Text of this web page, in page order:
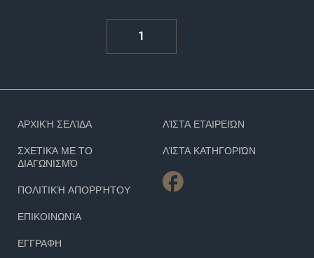
1
ΑΡΧΙΚΉ ΣΕΛΊΔΑ
ΣΧΕΤΙΚΆ ΜΕ ΤΟ
ΔΙΑΓΩΝΙΣΜΌ
ΠΟΛΙΤΙΚΉ ΑΠΟΡΡΉΤΟΥ
ΕΠΙΚΟΙΝΩΝΊΑ
ΕΓΓΡΑΦΗ
ΛΊΣΤΑ ΕΤΑΙΡΕΙΏΝ
ΛΊΣΤΑ ΚΑΤΗΓΟΡΙΏΝ